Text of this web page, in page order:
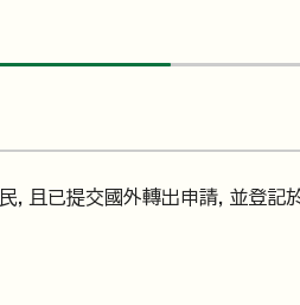
，且已提交國外轉出申請，並登記